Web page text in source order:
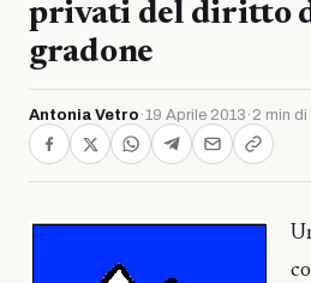
privati del diritto
gradone
Antonia Vetro ·19 Aprile 2013 · 2 min